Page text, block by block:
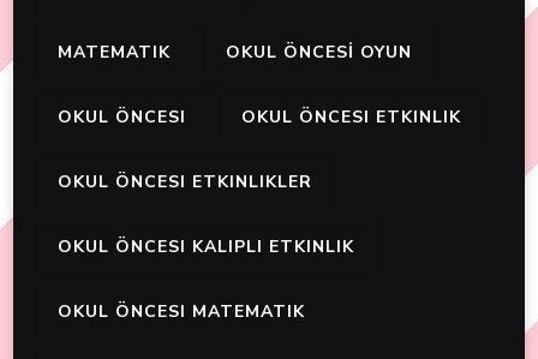
MATEMATIK OKUL ÖNCESİ OYUN
OKUL ÖNCESI OKUL ÖNCESI ETKINLIK
OKUL ÖNCESI ETKINLIKLER
OKUL ÖNCESI KALIPLI ETKINLIK
OKUL ÖNCESI MATEMATIK